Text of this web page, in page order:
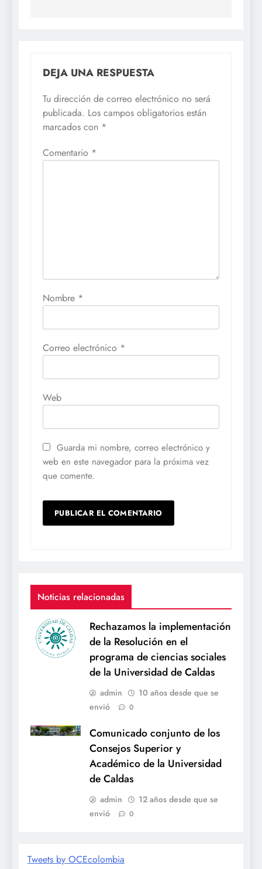
DEJA UNA RESPUESTA
Tu dirección de correo electrónico no será
publicada. Los campos obligatorios están
marcados con *
Comentario *
Nombre *
Correo electrónico *
Web
Guarda mi nombre, correo electrónico y
web en este navegador para la próxima vez
que comente.
Noticias relacionadas
Rechazamos la implementación
de la Resolución en el
programa de ciencias sociales
de la Universidad de Caldas
admin
10 años desde que se
envió
0
Comunicado conjunto de los
Consejos Superior y
Académico de la Universidad
de Caldas
admin
12 años desde que se
envió
0
Tweets by OCEcolombia